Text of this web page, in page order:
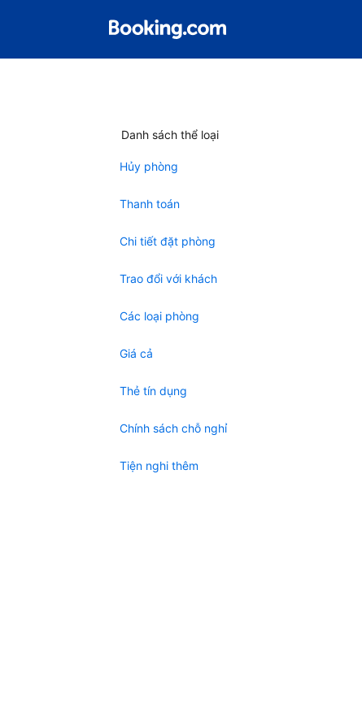
Danh sách thể loại
Hủy phòng
Thanh toán
Chi tiết đặt phòng
Trao đổi với khách
Các loại phòng
Giá cả
Thẻ tín dụng
Chính sách chỗ nghỉ
Tiện nghi thêm